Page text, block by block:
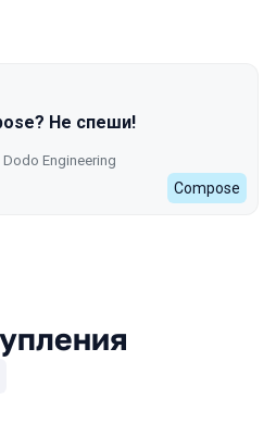
2024 Spring
Не спеши!
Dodo Engineering
Compose